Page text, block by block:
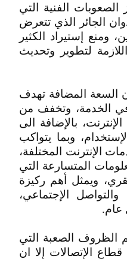
الصعوبات الفنية التي
الجائر الذي تتعرض
ومنع إستيراد الكثير
لتطوير وتحديث
السعة المضافة تهدف
الخدمة، وتخفف من
بالإضافة الى
وبما يتواكب
الإنترنت المختلفة،
المتسارعة التي
ويمثل أهم ركيزة
الإجتماعي،
عام.
الظروف الصعبة التي
الإتصالات إلا ان